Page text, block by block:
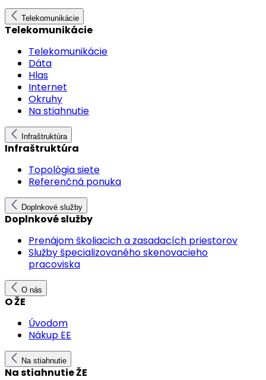
Telekomunikácie
Telekomunikácie
Telekomunikácie
Dáta
Hlas
Internet
Okruhy
Na stiahnutie
Infraštruktúra
Infraštruktúra
Topológia siete
Referenčná ponuka
Doplnkové služby
Doplnkové služby
Prenájom školiacich a zasadacích priestorov
Služby špecializovaného skenovacieho
pracoviska
O nás
O ŽE
Úvodom
Nákup EE
Na stiahnutie
Na stiahnutie ŽE